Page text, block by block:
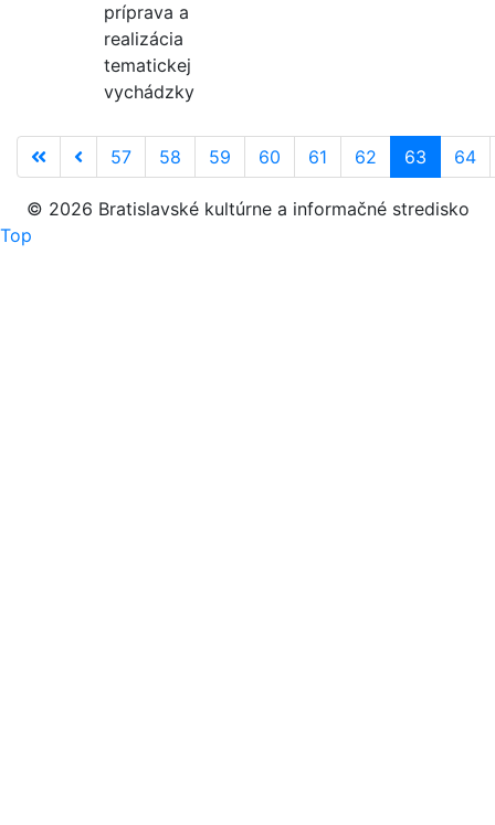
príprava a
realizácia
tematickej
vychádzky
57 58 59 60 61 62 63 64
© 2026 Bratislavské kultúrne a informačné stredisko
Top